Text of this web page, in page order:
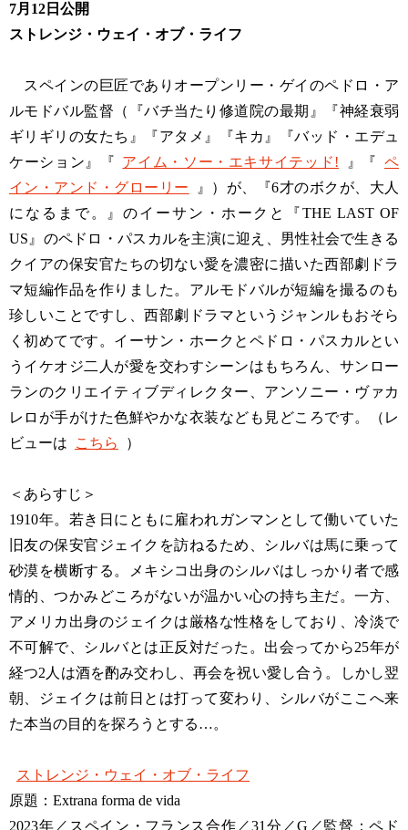
7月12日公開
ストレンジ・ウェイ・オブ・ライフ
スペインの巨匠でありオープンリー・ゲイのペドロ・ア
ルモドバル監督（『バチ当たり修道院の最期』『神経衰弱
ギリギリの女たち』『アタメ』『キカ』『バッド・エデュ
ケーション』『
アイム・ソー・エキサイテッド! 』『
ペ
イン・アンド・グローリー
』）が、『6才のボクが、大人
になるまで。』のイーサン・ホークと『THE LAST OF
US』のペドロ・パスカルを主演に迎え、男性社会で生きる
クイアの保安官たちの切ない愛を濃密に描いた西部劇ドラ
マ短編作品を作りました。アルモドバルが短編を撮るのも
珍しいことですし、西部劇ドラマというジャンルもおそら
く初めてです。イーサン・ホークとペドロ・パスカルとい
うイケオジ二人が愛を交わすシーンはもちろん、サンロー
ランのクリエイティブディレクター、アンソニー・ヴァカ
レロが手がけた色鮮やかな衣装なども見どころです。（レ
ビューは
こちら ）
＜あらすじ＞
1910年。若き日にともに雇われガンマンとして働いていた
旧友の保安官ジェイクを訪ねるため、シルバは馬に乗って
砂漠を横断する。メキシコ出身のシルバはしっかり者で感
情的、つかみどころがないが温かい心の持ち主だ。一方、
アメリカ出身のジェイクは厳格な性格をしており、冷淡で
不可解で、シルバとは正反対だった。出会ってから25年が
経つ2人は酒を酌み交わし、再会を祝い愛し合う。しかし翌
朝、ジェイクは前日とは打って変わり、シルバがここへ来
た本当の目的を探ろうとする…。
ストレンジ・ウェイ・オブ・ライフ
原題：Extrana forma de vida
2023年／スペイン・フランス合作／31分／G／監督：ペド